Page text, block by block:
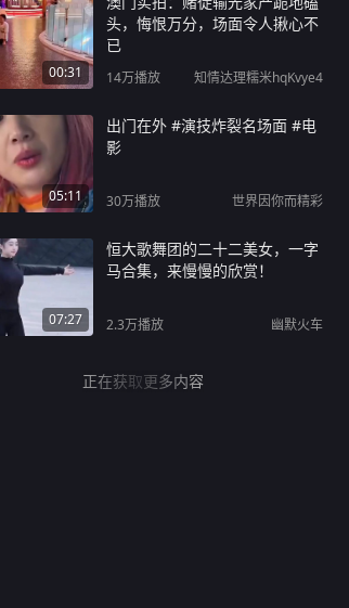
00:31
头，悔恨万分，场面令人揪心不
已
14万播放 知情达理糯米hqKvye4
05:11
出门在外 #演技炸裂名场面 #电
影
30万播放 世界因你而精彩
07:27
恒大歌舞团的二十二美女，一字
马合集，来慢慢的欣赏！
2.3万播放 幽默火车
正在获取更多内容